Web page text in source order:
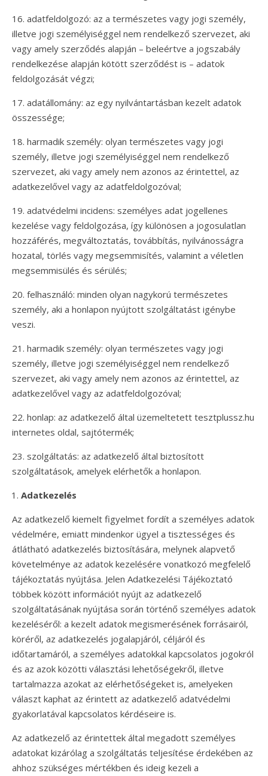
16. adatfeldolgozó: az a természetes vagy jogi személy,
illetve jogi személyiséggel nem rendelkező szervezet, aki
vagy amely szerződés alapján – beleértve a jogszabály
rendelkezése alapján kötött szerződést is – adatok
feldolgozását végzi;
17. adatállomány: az egy nyilvántartásban kezelt adatok
összessége;
18. harmadik személy: olyan természetes vagy jogi
személy, illetve jogi személyiséggel nem rendelkező
szervezet, aki vagy amely nem azonos az érintettel, az
adatkezelővel vagy az adatfeldolgozóval;
19. adatvédelmi incidens: személyes adat jogellenes
kezelése vagy feldolgozása, így különösen a jogosulatlan
hozzáférés, megváltoztatás, továbbítás, nyilvánosságra
hozatal, törlés vagy megsemmisítés, valamint a véletlen
megsemmisülés és sérülés;
20. felhasználó: minden olyan nagykorú természetes
személy, aki a honlapon nyújtott szolgáltatást igénybe
veszi.
21. harmadik személy: olyan természetes vagy jogi
személy, illetve jogi személyiséggel nem rendelkező
szervezet, aki vagy amely nem azonos az érintettel, az
adatkezelővel vagy az adatfeldolgozóval;
22. honlap: az adatkezelő által üzemeltetett tesztplussz.hu
internetes oldal, sajtótermék;
23. szolgáltatás: az adatkezelő által biztosított
szolgáltatások, amelyek elérhetők a honlapon.
Adatkezelés
Az adatkezelő kiemelt figyelmet fordít a személyes adatok
védelmére, emiatt mindenkor ügyel a tisztességes és
átlátható adatkezelés biztosítására, melynek alapvető
követelménye az adatok kezelésére vonatkozó megfelelő
tájékoztatás nyújtása. Jelen Adatkezelési Tájékoztató
többek között információt nyújt az adatkezelő
szolgáltatásának nyújtása során történő személyes adatok
kezeléséről: a kezelt adatok megismerésének forrásairól,
köréről, az adatkezelés jogalapjáról, céljáról és
időtartamáról, a személyes adatokkal kapcsolatos jogokról
és az azok közötti választási lehetőségekről, illetve
tartalmazza azokat az elérhetőségeket is, amelyeken
választ kaphat az érintett az adatkezelő adatvédelmi
gyakorlatával kapcsolatos kérdéseire is.
Az adatkezelő az érintettek által megadott személyes
adatokat kizárólag a szolgáltatás teljesítése érdekében az
ahhoz szükséges mértékben és ideig kezeli a